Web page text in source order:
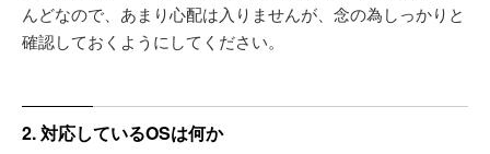
んどなので、あまり心配は入りませんが、念の為しっかりと
確認しておくようにしてください。
2. 対応しているOSは何か